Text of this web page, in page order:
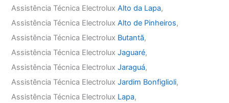
Assistência Técnica ElectroluxAlto da Lapa,
Assistência Técnica ElectroluxAlto de Pinheiros,
Assistência Técnica Electrolux Butantã,
Assistência Técnica ElectroluxJaguaré,
Assistência Técnica ElectroluxJaraguá,
Assistência Técnica ElectroluxJardim Bonfiglioli,
Assistência Técnica Electrolux Lapa,